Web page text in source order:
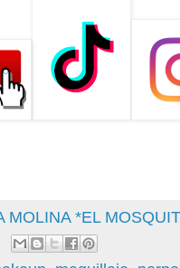
MOLINA *EL